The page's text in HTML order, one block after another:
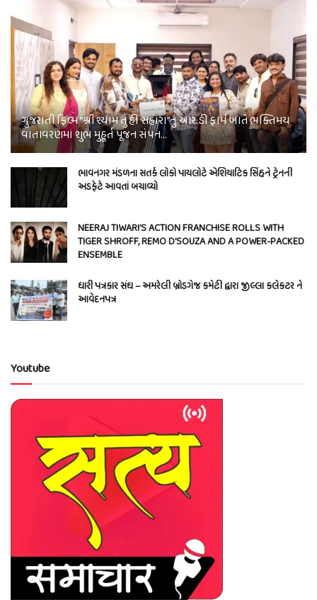
ગુજરાતી ફિલ્મ “શ્રી શ્યામ તું હી સહારા”નું આર.ડી ફાર્મ ખાતે ભક્તિમય
વાતાવરણમાં શુભ મુહૂર્ત પૂજન સંપન…
ભાવનગર મંડળના સતર્ક લોકો પાયલોટે એશિયાટિક સિંહને ટ્રેનની
અડફેટે આવતાં બચાવ્યો
NEERAJ TIWARI’S ACTION FRANCHISE ROLLS WITH
TIGER SHROFF, REMO D’SOUZA AND A POWER-PACKED
ENSEMBLE
ધારી પત્રકાર સંઘ – અમરેલી બ્રોડગેજ કમેટી દ્વારા જીલ્લા કલેકટર ને
આવેદનપત્ર
Youtube